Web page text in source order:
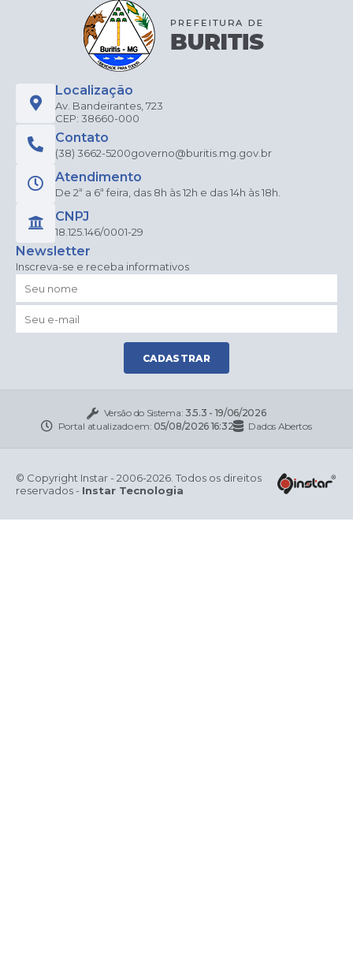
ecida
Teix
eira
Silva
Localização
Av. Bandeirantes, 723
CEP: 38660-000
Contato
(38) 3662-5200governo@buritis.mg.gov.br
Atendimento
De 2ª a 6ª feira, das 8h às 12h e das 14h às 18h.
CNPJ
18.125.146/0001-29
Newsletter
Inscreva-se e receba informativos
CADASTRAR
Versão do Sistema: 3.5.3 - 19/06/2026
Portal atualizado em: 05/08/2026 16:32 Dados Abertos
© Copyright Instar - 2006-2026. Todos os direitos
reservados - Instar Tecnologia